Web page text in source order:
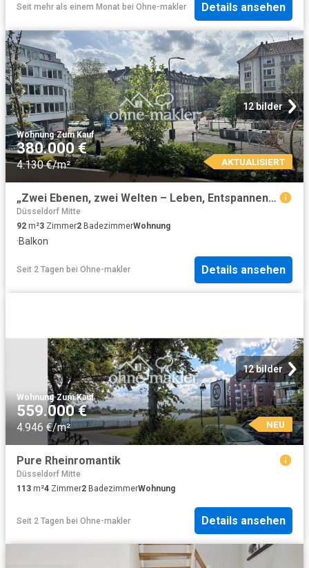
Seit mehr als einem Monat bei Ohne-makler Details ansehen
12 bilder
Wohnung·Zum Kauf
380.000 €
4.130 €/m² AKTUALISIERT
„Zwei Ebenen, zwei Welten – Leben, Entspannen und Arbeiten perfekt getrennt“ Provisionfrei
Düsseldorf Mitte
92 m²3 Zimmer2 BadezimmerWohnung
·Balkon
Seit 2 Tagen bei Ohne-makler Details ansehen
12 bilder
Wohnung·Zum Kauf
559.000 €
4.946 €/m² NEU
Pure Rheinromantik
Düsseldorf Mitte
113 m²4 Zimmer2 BadezimmerWohnung
Seit 2 Tagen bei Ohne-makler Details ansehen